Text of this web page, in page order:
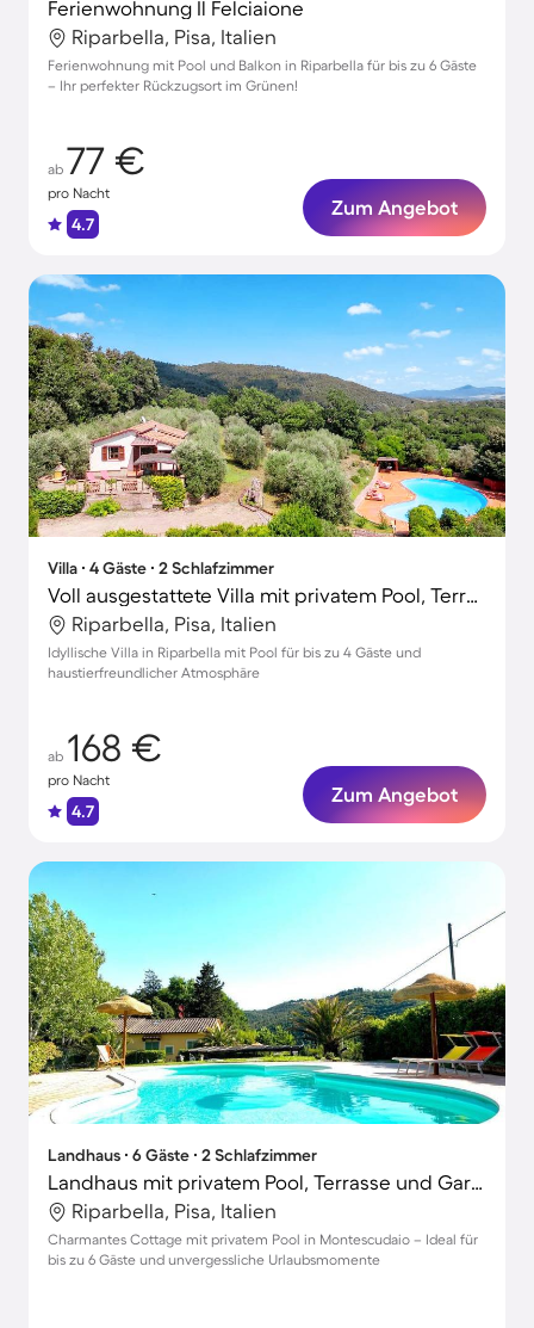
Ferienwohnung Il Felciaione
Riparbella, Pisa, Italien
Ferienwohnung mit Pool und Balkon in Riparbella für bis zu 6 Gäste
– Ihr perfekter Rückzugsort im Grünen!
ab 77 €
pro Nacht
4.7
Zum Angebot
Villa ∙ 4 Gäste ∙ 2 Schlafzimmer
Voll ausgestattete Villa mit privatem Pool, Terrasse und Grill | Panoramablick | Haustiere erlaubt
Riparbella, Pisa, Italien
Idyllische Villa in Riparbella mit Pool für bis zu 4 Gäste und
haustierfreundlicher Atmosphäre
ab 168 €
pro Nacht
4.7
Zum Angebot
Landhaus ∙ 6 Gäste ∙ 2 Schlafzimmer
Landhaus mit privatem Pool, Terrasse und Garten | Haustiere sind willkommen
Riparbella, Pisa, Italien
Charmantes Cottage mit privatem Pool in Montescudaio – Ideal für
bis zu 6 Gäste und unvergessliche Urlaubsmomente